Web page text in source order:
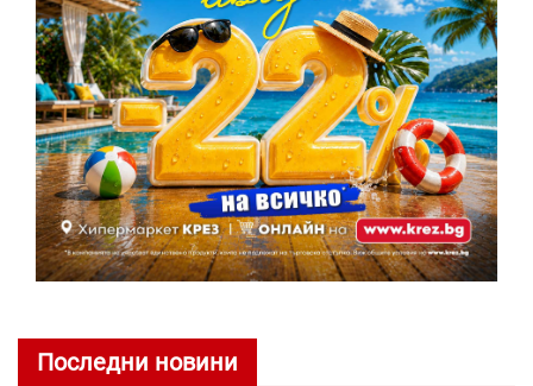
Последни новини